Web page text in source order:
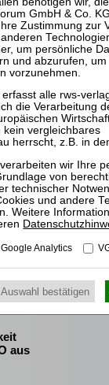
(Hrsg.)
aus
Google Analytics
Auswahl bestätigen